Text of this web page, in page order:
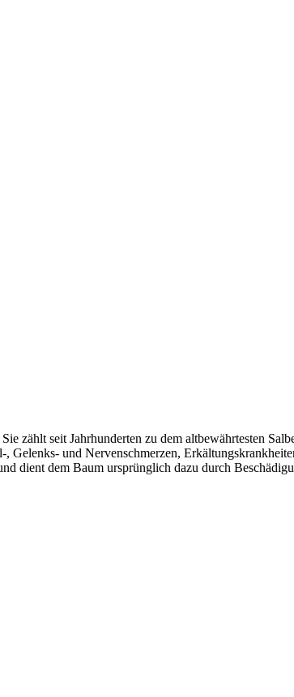
zählt seit Jahrhunderten zu dem altbewährtesten
und Nervenschmerzen,
dient dem Baum ursprünglich dazu durch